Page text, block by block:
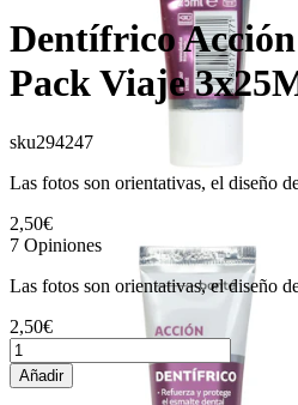
Dentífrico
Pack Viaje
sku294247
Las fotos son orientativas, el diseño
2,50€
7 Opiniones
Las fotos son orientativas, el diseño
2,50€
Añadir